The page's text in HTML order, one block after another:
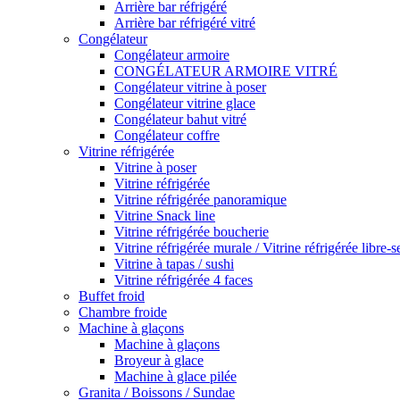
Arrière bar réfrigéré
Arrière bar réfrigéré vitré
Congélateur
Congélateur armoire
CONGÉLATEUR ARMOIRE VITRÉ
Congélateur vitrine à poser
Congélateur vitrine glace
Congélateur bahut vitré
Congélateur coffre
Vitrine réfrigérée
Vitrine à poser
Vitrine réfrigérée
Vitrine réfrigérée panoramique
Vitrine Snack line
Vitrine réfrigérée boucherie
Vitrine réfrigérée murale / Vitrine réfrigérée libre-
Vitrine à tapas / sushi
Vitrine réfrigérée 4 faces
Buffet froid
Chambre froide
Machine à glaçons
Machine à glaçons
Broyeur à glace
Machine à glace pilée
Granita / Boissons / Sundae